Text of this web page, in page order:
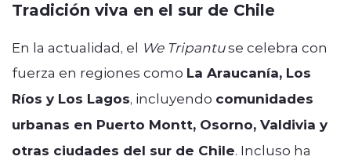
Tradición viva en el sur de Chile
En la actualidad, el We Tripantuse celebra con
fuerza en regiones como La Araucanía, Los
Ríos y Los Lagos, incluyendo comunidades
urbanas en Puerto Montt, Osorno, Valdivia y
otras ciudades del sur de Chile. Incluso ha